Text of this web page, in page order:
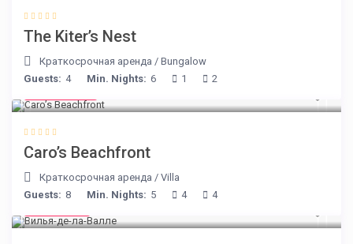
The Kiter’s Nest
Краткосрочная аренда /Bungalow
Guests: 4 Min. Nights: 6 1 2
Caro’s Beachfront
Краткосрочная аренда /Villa
Guests: 8 Min. Nights: 5 4 4